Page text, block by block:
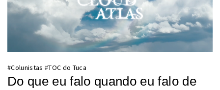
#Colunistas #TOC do Tuca
Do que eu falo quando eu falo de